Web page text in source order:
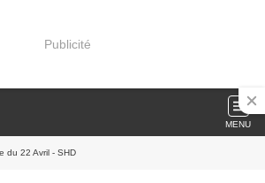
Publicité
MENU
du 22 Avril - SHD